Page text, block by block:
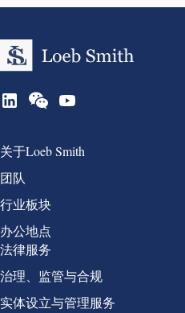
Group 1
关于Loeb Smith
团队
行业板块
办公地点
Group 2
法律服务
治理、监管与合规
实体设立与管理服务